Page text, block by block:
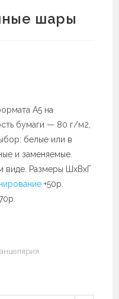
шары
А5 на
бумаги — 80 г/м2,
белые или в
и заменяемые.
виде. Размеры ШхВхГ
+50р.